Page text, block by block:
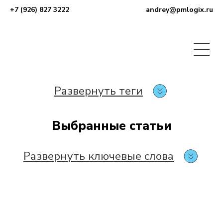
+7 (926) 827 3222 andrey@pmlogix.ru
Развернуть теги
Выбранные статьи
Развернуть ключевые слова